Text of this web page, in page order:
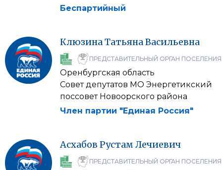
Беспартийный
КлюзинаТатьянаВасильевна
ПРЕДСТАВИТЕЛЬНЫЙ ОРГАН ПОСЕЛЕНИЯ
Оренбургская область
Совет депутатов МО Энергетикский
поссовет Новоорского района
Член партии "Единая Россия"
Асхабов Рустам Лечиевич
ПРЕДСТАВИТЕЛЬНЫЙ ОРГАН ПОСЕЛЕНИЯ